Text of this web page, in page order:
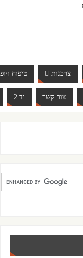
צרכנות טיפוח
צור קשר יד 2